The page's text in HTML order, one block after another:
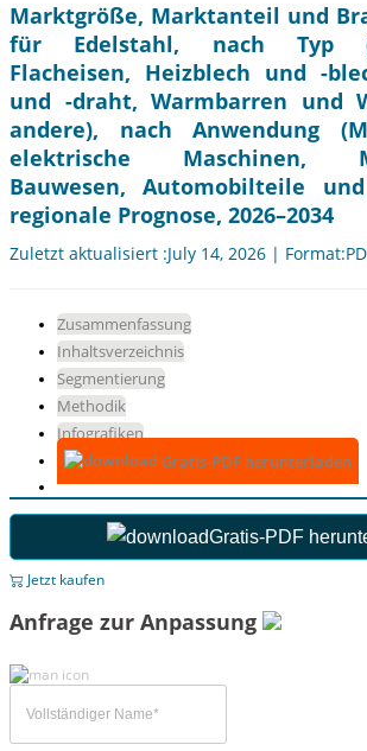
Marktgröße, Marktanteil und
für Edelstahl, nach Typ
Flacheisen, Heizblech und -
und -draht, Warmbarren und
andere), nach Anwendung
elektrische Maschinen,
Bauwesen, Automobilteile
regionale Prognose, 2026–2034
Zuletzt aktualisiert :July 14, 2026 |
Zusammenfassung
Inhaltsverzeichnis
Segmentierung
Methodik
Infografiken
Gratis-PDF herunterladen
Gratis-PDF
Jetzt kaufen
Anfrage zur Anpassung